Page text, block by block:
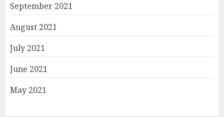
September 2021
August 2021
July 2021
June 2021
May 2021